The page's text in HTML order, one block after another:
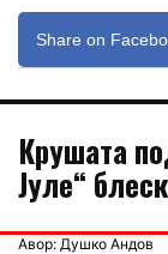
Share on
Крушата
Јуле“
Авор: Душко Андов